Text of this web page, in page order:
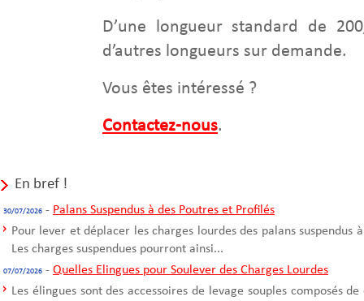
D’une longueur standard de
d’autres longueurs sur demande.
Vous êtes intéressé ?
Contactez-nous.
En bref !
30/07/2026 - Palans Suspendus à des Poutres et Profilés
Pour lever et déplacer les charges lourdes des palans suspendus
Les charges suspendues pourront ainsi...
07/07/2026 - Quelles Elingues pour Soulever des Charges Lourdes
Les élingues sont des accessoires de levage souples composés